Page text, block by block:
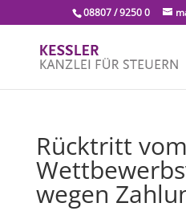
08807 / 9250 0
Rücktritt vom
wegen